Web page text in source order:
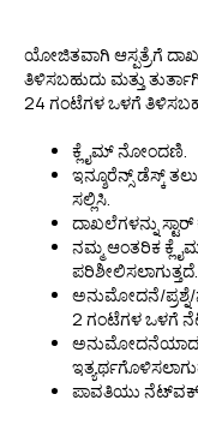
ಯೋಜಿತವಾಗಿ ಆಸ್ಪತ್ರೆಗೆ
ತಿಳಿಸಬಹುದು ಮತ್ತು
24 ಗಂಟೆಗಳ ಒಳಗೆ
ಕ್ಲೈಮ್ ನೋಂದಣಿ.
ಇನ್ಶೂರೆನ್ಸ್ ಡೆಸ್ಕ್
ಸಲ್ಲಿಸಿ.
ದಾಖಲೆಗಳನ್ನು ಸ್ಟಾರ್
ನಮ್ಮ ಆಂತರಿಕ
ಪರಿಶೀಲಿಸಲಾಗುತ್ತದೆ.
ಅನುಮೋದನೆ/
2 ಗಂಟೆಗಳ ಒಳಗೆ
ಅನುಮೋದನೆಯಾದರೆ,
ಪಾವತಿಯು ನೆಟ್‌ವರ್ಕ್